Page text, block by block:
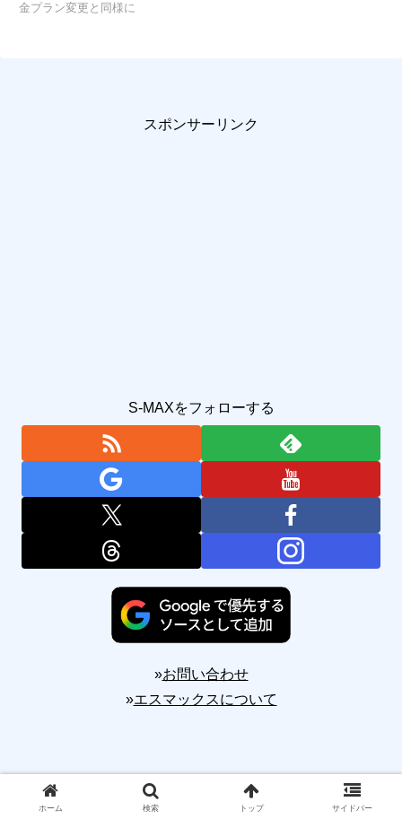
金プラン変更と同様に
スポンサーリンク
S-MAXをフォローする
»お問い合わせ
»エスマックスについて
Copyright © 2010-2026 S-MAX All Rights Reserved.
ホーム 検索 トップ サイドバー